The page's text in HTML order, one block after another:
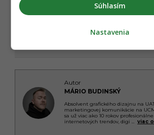
Autor
MÁRIO BUDINSKÝ
Absolvent grafického dizajnu na
marketingovej komunikácie na
sa už viac ako 10 rokov
internetových trendov, digi ... viac
Súhlasím
Nastavenia